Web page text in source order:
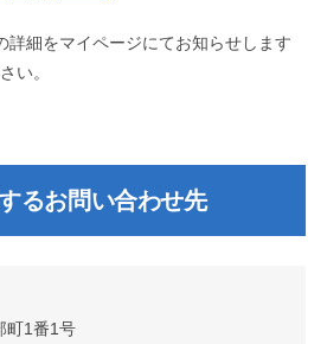
詳細をマイページにてお知らせします
い。
るお問い合わせ先
町1番1号